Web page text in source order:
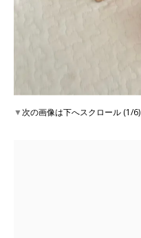
▼次の画像は下へスクロール (1/6)